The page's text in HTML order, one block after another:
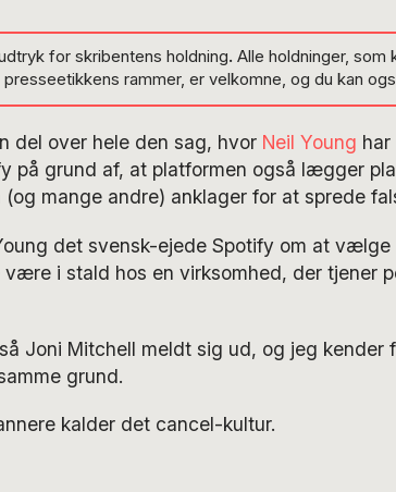
for skribentens holdning. Alle holdninger, som
rammer, er velkomne, og du kan
del over hele den sag, hvor Neil Young
på grund af, at platformen også lægger
(og mange andre) anklager for at sprede
det svensk-ejede Spotify om at vælge
være i stald hos en virksomhed, der tjener
Joni Mitchell meldt sig ud, og jeg kender
grund.
kalder det cancel-kultur.